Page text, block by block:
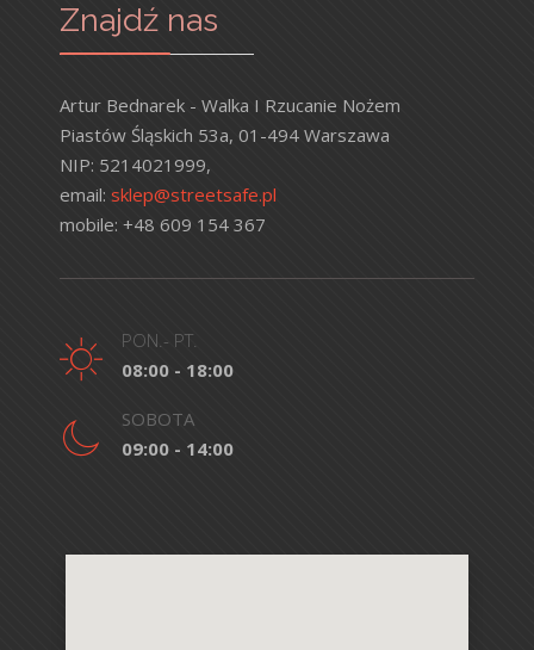
Znajdź nas
Artur Bednarek - Walka I Rzucanie Nożem
Piastów Śląskich 53a, 01-494 Warszawa
NIP: 5214021999,
email: sklep@streetsafe.pl
mobile: +48 609 154 367
PON.- PT.
08:00 - 18:00
SOBOTA
09:00 - 14:00